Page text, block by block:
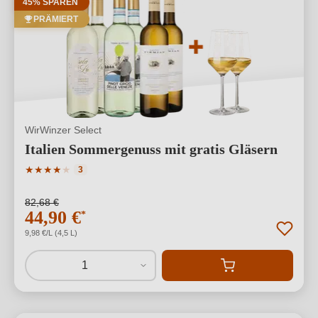
45% SPAREN
PRÄMIERT
WirWinzer Select
Italien Sommergenuss mit gratis Gläsern
★★★★★
Durchschnittliche Bewertung von 4 von 5 Sternen
3
82,68 €
44,90 €*
9,98 €/L (4,5 L)
1